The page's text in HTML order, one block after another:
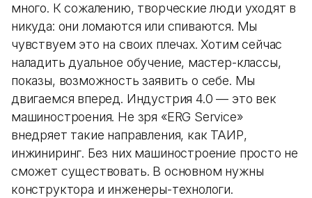
много. К сожалению, творческие люди уходят в
никуда: они ломаются или спиваются. Мы
чувствуем это на своих плечах. Хотим сейчас
наладить дуальное обучение, мастер-классы,
показы, возможность заявить о себе. Мы
двигаемся вперед. Индустрия 4.0 — это век
машиностроения. Не зря «ERG Service»
внедряет такие направления, как ТАИР,
инжиниринг. Без них машиностроение просто не
сможет существовать. В основном нужны
конструктора и инженеры-технологи.